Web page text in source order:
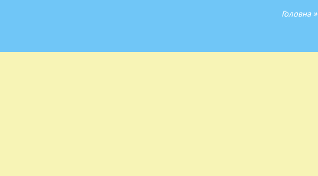
Головна»